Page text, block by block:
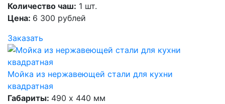
Количество чаш: 1 шт.
Цена: 6 300 рублей
Заказать
Мойка из нержавеющей стали для кухни
квадратная
Габариты: 490 х 440 мм